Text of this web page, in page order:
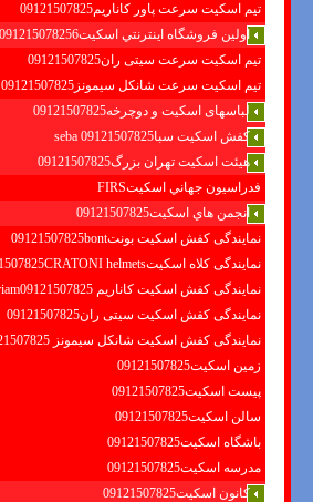
تیم اسکیت سرعت پاور کاناریم09121507825
اولين فروشگاه اينترنتي اسكيت091215078256
تیم اسکیت سرعت سیتی ران09121507825
تیم اسکیت سرعت شانکل سیمونز09121507825
لباسهای اسکیت و دوچرخه09121507825
کفش اسکیت سبا09121507825 seba
هیئت اسکیت تهران بزرگ09121507825
فدراسيون جهاني اسكيتFIRS
انجمن هاي اسكيت09121507825
نمایندگی کفش اسکیت بونت09121507825bont
نمایندگی کلاه اسکیت09121507825CRATONI helmets
نمایندگی کفش اسکیت كاناريم canariam09121507825
نمایندگی کفش اسکیت سیتی ران09121507825
نمایندگی کفش اسکیت شانكل سيمونز 09121507825
زمین اسکیت09121507825
پیست اسکیت09121507825
سالن اسکیت09121507825
باشگاه اسکیت09121507825
مدرسه اسکیت09121507825
کانون اسکیت09121507825